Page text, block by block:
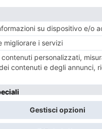
“Stellantis e la
in